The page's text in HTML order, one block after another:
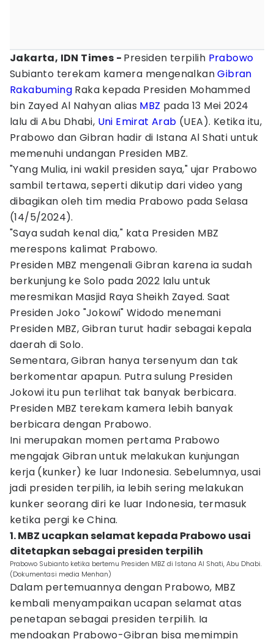
Jakarta, IDN Times - Presiden terpilih Prabowo
Subianto terekam kamera mengenalkanGibran
Rakabuming Raka kepada Presiden Mohammed
bin Zayed Al Nahyan alias MBZ pada 13 Mei 2024
lalu di Abu Dhabi, Uni Emirat Arab (UEA). Ketika itu,
Prabowo dan Gibran hadir di Istana Al Shati untuk
memenuhi undangan Presiden MBZ.
"Yang Mulia, ini wakil presiden saya," ujar Prabowo
sambil tertawa, seperti dikutip dari video yang
dibagikan oleh tim media Prabowo pada Selasa
(14/5/2024).
"Saya sudah kenal dia," kata Presiden MBZ
merespons kalimat Prabowo.
Presiden MBZ mengenali Gibran karena ia sudah
berkunjung ke Solo pada 2022 lalu untuk
meresmikan Masjid Raya Sheikh Zayed. Saat
Presiden Joko "Jokowi" Widodo menemani
Presiden MBZ, Gibran turut hadir sebagai kepala
daerah di Solo.
Sementara, Gibran hanya tersenyum dan tak
berkomentar apapun. Putra sulung Presiden
Jokowi itu pun terlihat tak banyak berbicara.
Presiden MBZ terekam kamera lebih banyak
berbicara dengan Prabowo.
Ini merupakan momen pertama Prabowo
mengajak Gibran untuk melakukan kunjungan
kerja (kunker) ke luar Indonesia. Sebelumnya, usai
jadi presiden terpilih, ia lebih sering melakukan
kunker seorang diri ke luar Indonesia, termasuk
ketika pergi ke China.
1. MBZ ucapkan selamat kepada Prabowo usai
ditetapkan sebagai presiden terpilih
Prabowo Subianto ketika bertemu Presiden MBZ di Istana Al Shati, Abu Dhabi.
(Dokumentasi media Menhan)
Dalam pertemuannya dengan Prabowo, MBZ
kembali menyampaikan ucapan selamat atas
penetapan sebagai presiden terpilih. Ia
mendoakan Prabowo-Gibran bisa memimpin